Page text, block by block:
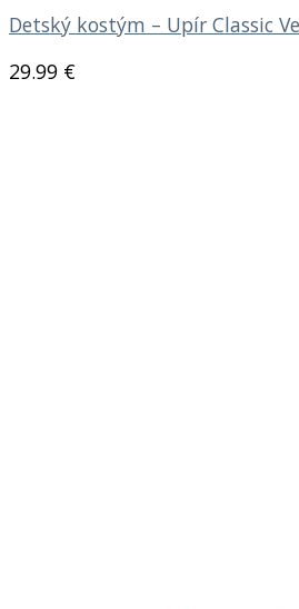
Detský kostým – Upír Classic
29.99 €